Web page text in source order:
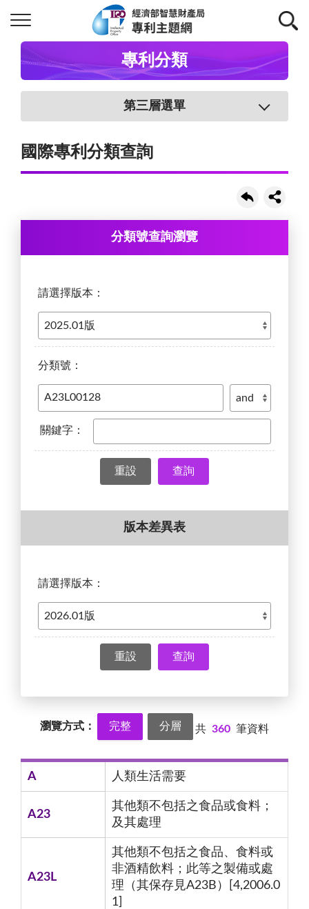
專利分類
第三層選單
國際專利分類查詢
分類號查詢瀏覽
請選擇版本：
分類號：
關鍵字：
查詢
版本差異表
請選擇版本：
查詢
瀏覽方式： 完整 分層 共 360 筆資料
A 人類生活需要
A23
其他類不包括之食品或食料；
及其處理
A23L
其他類不包括之食品、食料或
非酒精飲料；此等之製備或處
理（其保存見A23B）[4,2006.0
1]